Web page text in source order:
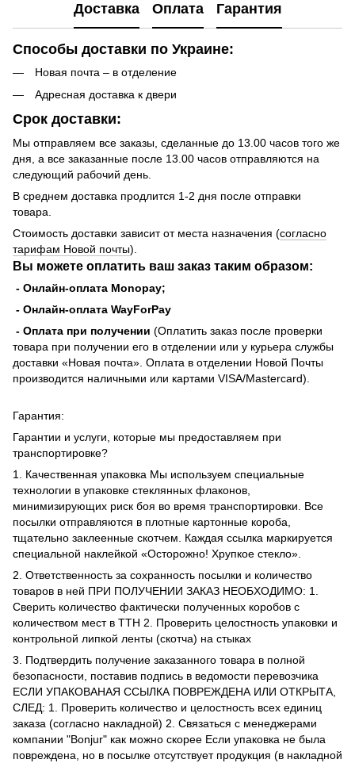
Доставка Оплата Гарантия
Способы доставки по Украине:
Новая почта – в отделение
Адресная доставка к двери
Срок доставки:
Мы отправляем все заказы, сделанные до 13.00 часов того же
дня, а все заказанные после 13.00 часов отправляются на
следующий рабочий день.
В среднем доставка продлится 1-2 дня после отправки
товара.
Стоимость доставки зависит от места назначения (согласно
тарифам Новой почты).
Вы можете оплатить ваш заказ таким образом:
- Онлайн-оплата Monopay;
- Онлайн-оплата WayForPay
- Оплата при получении (Оплатить заказ после проверки
товара при получении его в отделении или у курьера службы
доставки «Новая почта». Оплата в отделении Новой Почты
производится наличными или картами VISA/Mastercard).
Гарантия:
Гарантии и услуги, которые мы предоставляем при
транспортировке?
1. Качественная упаковка Мы используем специальные
технологии в упаковке стеклянных флаконов,
минимизирующих риск боя во время транспортировки. Все
посылки отправляются в плотные картонные короба,
тщательно заклеенные скотчем. Каждая ссылка маркируется
специальной наклейкой «Осторожно! Хрупкое стекло».
2. Ответственность за сохранность посылки и количество
товаров в ней ПРИ ПОЛУЧЕНИИ ЗАКАЗ НЕОБХОДИМО: 1.
Сверить количество фактически полученных коробов с
количеством мест в ТТН 2. Проверить целостность упаковки и
контрольной липкой ленты (скотча) на стыках
3. Подтвердить получение заказанного товара в полной
безопасности, поставив подпись в ведомости перевозчика
ЕСЛИ УПАКОВАНАЯ ССЫЛКА ПОВРЕЖДЕНА ИЛИ ОТКРЫТА,
СЛЕД: 1. Проверить количество и целостность всех единиц
заказа (согласно накладной) 2. Связаться с менеджерами
компании "Bonjur" как можно скорее Если упаковка не была
повреждена, но в посылке отсутствует продукция (в накладной